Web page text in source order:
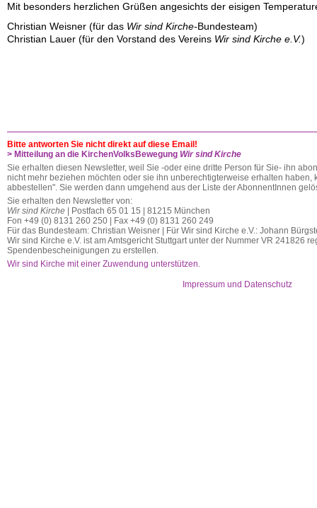
Mit besonders herzlichen Grüßen angesichts der eisigen
Christian Weisner (für das Wir sind Kirche-Bundesteam)
Christian Lauer (für den Vorstand des Vereins Wir sind Kirche e.V.)
Bitte antworten Sie nicht direkt auf diese Email!
> Mitteilung an die KirchenVolksBewegung Wir sind Kirche
Sie erhalten diesen Newsletter, weil Sie -oder eine dritte Person für Sie- ihn
nicht mehr beziehen möchten oder sie ihn unberechtigterweise erhalten haben,
abbestellen". Sie werden dann umgehend aus der Liste der AbonnentInnen
Sie erhalten den Newsletter von:
Wir sind Kirche | Postfach 65 01 15 | 81215 München
Fon +49 (0) 8131 260 250 | Fax +49 (0) 8131 260 249
Für das Bundesteam: Christian Weisner | Für Wir sind Kirche e.V.: Johann
Wir sind Kirche e.V. ist am Amtsgericht Stuttgart unter der Nummer VR 241826
Spendenbescheinigungen zu erstellen.
Wir sind Kirche mit einer Zuwendung unterstützen.
Impressum und Datenschutz